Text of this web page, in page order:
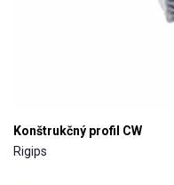
Konštrukčný profil CW
Rigips